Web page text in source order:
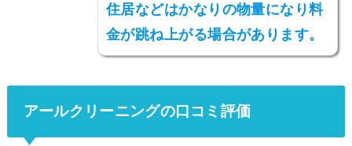
住居などはかなりの物量になり料
金が跳ね上がる場合があります。
アールクリーニングの口コミ評価